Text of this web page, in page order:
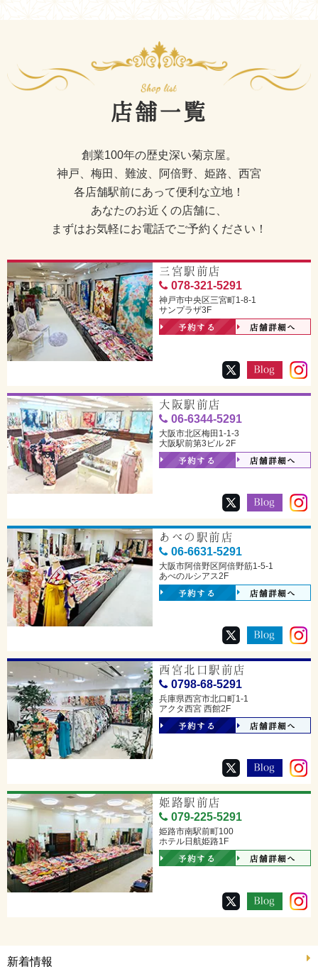
店舗一覧
創業100年の歴史深い菊京屋。
神戸、梅田、難波、阿倍野、姫路、西宮
各店舗駅前にあって便利な立地！
あなたのお近くの店舗に、
まずはお気軽にお電話でご予約ください！
三宮駅前店
078-321-5291
神戸市中央区三宮町1-8-1
サンプラザ3F
予約する 店舗詳細へ
大阪駅前店
06-6344-5291
大阪市北区梅田1-1-3
大阪駅前第3ビル 2F
予約する 店舗詳細へ
あべの駅前店
06-6631-5291
大阪市阿倍野区阿倍野筋1-5-1
あべのルシアス2F
予約する 店舗詳細へ
西宮北口駅前店
0798-68-5291
兵庫県西宮市北口町1-1
アクタ西宮 西館2F
予約する 店舗詳細へ
姫路駅前店
079-225-5291
姫路市南駅前町100
ホテル日航姫路1F
予約する 店舗詳細へ
新着情報